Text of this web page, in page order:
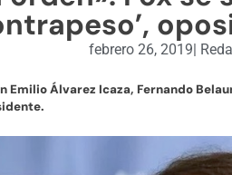
febrero 26, 2019
Emilio Álvarez Icaza, Fernando